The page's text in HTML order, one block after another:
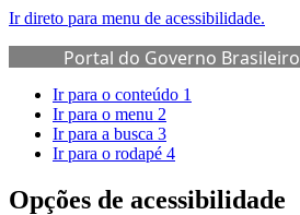
Ir direto para menu de acessibilidade.
Portal do Governo Brasileiro
de Governo
Ir para o conteúdo 1
Ir para o menu 2
Ir para a busca 3
Ir para o rodapé 4
Opções de acessibilidade